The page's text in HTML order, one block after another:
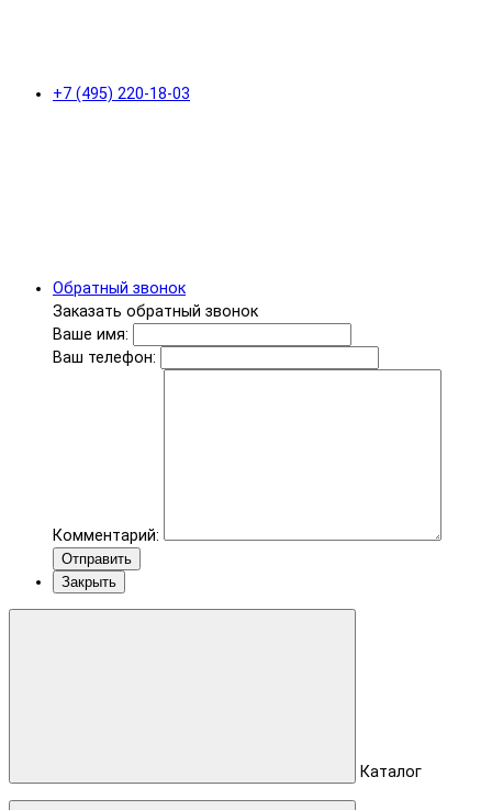
+7 (495) 220-18-03
Обратный звонок
Заказать обратный звонок
Ваше имя:
Ваш телефон:
Комментарий:
Отправить
Закрыть
Каталог